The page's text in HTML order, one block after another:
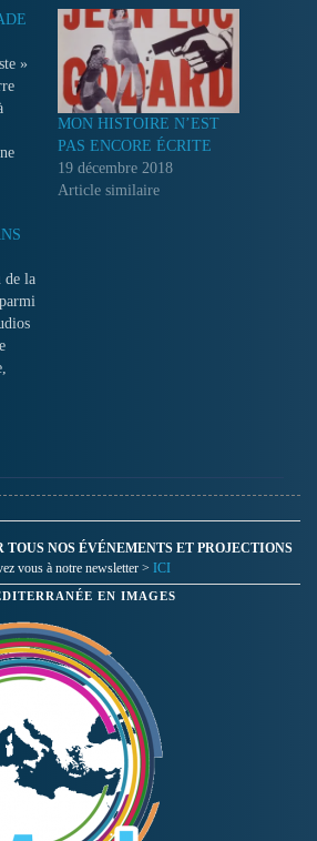
»
où
MON HISTOIRE N’EST
PAS ENCORE ÉCRITE
19 décembre 2018
Article similaire
de la
TOUS NOS ÉVÉNEMENTS ET PROJECTIONS
vous à notre newsletter > ICI
EN IMAGES